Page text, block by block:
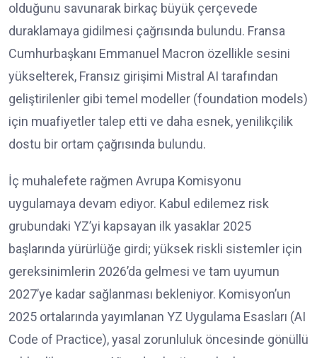
olduğunu savunarak birkaç büyük çerçevede
duraklamaya gidilmesi çağrısında bulundu. Fransa
Cumhurbaşkanı Emmanuel Macron özellikle sesini
yükselterek, Fransız girişimi Mistral AI tarafından
geliştirilenler gibi temel modeller (foundation models)
için muafiyetler talep etti ve daha esnek, yenilikçilik
dostu bir ortam çağrısında bulundu.
İç muhalefete rağmen Avrupa Komisyonu
uygulamaya devam ediyor. Kabul edilemez risk
grubundaki YZ’yi kapsayan ilk yasaklar 2025
başlarında yürürlüğe girdi; yüksek riskli sistemler için
gereksinimlerin 2026’da gelmesi ve tam uyumun
2027’ye kadar sağlanması bekleniyor. Komisyon’un
2025 ortalarında yayımlanan YZ Uygulama Esasları (AI
Code of Practice), yasal zorunluluk öncesinde gönüllü